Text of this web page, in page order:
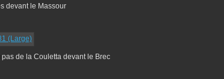
devant le Massour
de la Couletta devant le Brec